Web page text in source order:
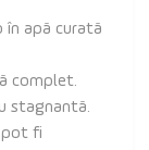
apă curată
complet.
stagnantă.
pot fi